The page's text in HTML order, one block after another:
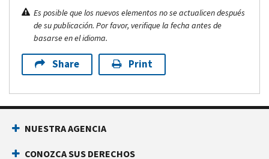
Es posible que los nuevos elementos no se actualicen después
de su publicación. Por favor, verifique la fecha antes de
basarse en el idioma.
Share Print
NUESTRA AGENCIA
CONOZCA SUS DERECHOS